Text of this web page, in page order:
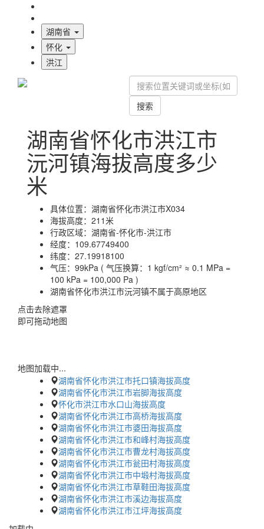
湖南省
怀化
洪江
搜索
湖南省怀化市洪江市
沅河镇海拔高度多少
米
具体位置： 湖南省怀化市洪江市X034
海拔高度： 211米
行政区域： 湖南省-怀化市-洪江市
经度： 109.67749400
纬度： 27.19918100
气压： 99kPa ( 气压换算：1 kgf/cm² ≈ 0.1 MPa =
100 kPa = 100,000 Pa )
湖南省怀化市洪江市沅河镇不属于高原地区
点击去除遮罩
即可拖动地图
地图加载中...
湖南省怀化市洪江市托口镇海拔高度
湖南省怀化市洪江市岩脚海拔高度
怀化市洪江市水口山海拔高度
湖南省怀化市洪江市高桥海拔高度
湖南省怀化市洪江市婆田海拔高度
湖南省怀化市洪江市和峰村海拔高度
湖南省怀化市洪江市曹龙村海拔高度
湖南省怀化市洪江市瓮田村海拔高度
湖南省怀化市洪江市中塅村海拔高度
湖南省怀化市洪江市草鞋田海拔高度
湖南省怀化市洪江市溪边海拔高度
湖南省怀化市洪江市江坪海拔高度